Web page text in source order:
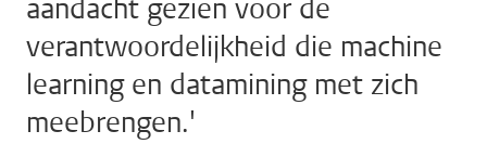
aandacht gezien voor de
verantwoordelijkheid die machine
learning en datamining met zich
meebrengen.'